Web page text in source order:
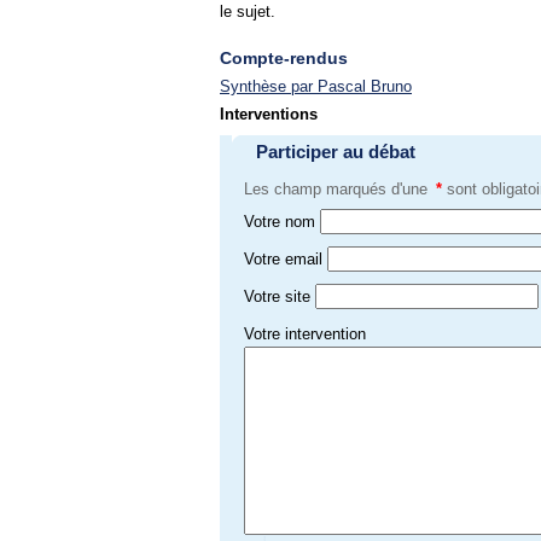
le sujet.
Compte-rendus
Synthèse par Pascal Bruno
Interventions
Participer au débat
Les champ marqués d'une * sont
Votre nom
Votre email
Votre site
Votre intervention